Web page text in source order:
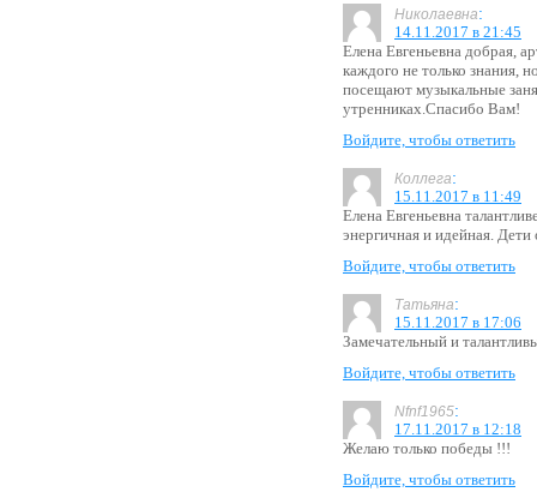
Николаевна:
14.11.2017 в 21:45
Елена Евгеньевна добрая,
каждого не только знания,
посещают музыкальные
утренниках.Спасибо Вам!
Войдите, чтобы ответить
Коллега:
15.11.2017 в 11:49
Елена Евгеньевна
энергичная и идейная.
Войдите, чтобы ответить
Татьяна:
15.11.2017 в 17:06
Замечательный и
Войдите, чтобы ответить
Nfnf1965:
17.11.2017 в 12:18
Желаю только победы !!!
Войдите, чтобы ответить